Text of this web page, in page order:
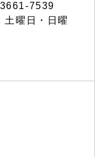
7539
曜日・日曜